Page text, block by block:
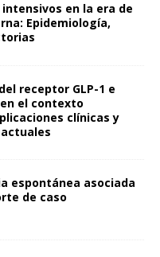
en la era de
Epidemiología,
receptor GLP-1 e
el contexto
clínicas y
espontánea asociada
de caso